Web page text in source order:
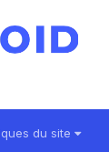
du site